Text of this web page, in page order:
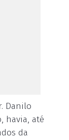
Danilo
havia, até
da